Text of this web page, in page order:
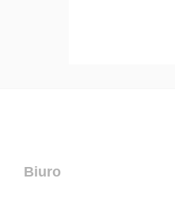
Biuro